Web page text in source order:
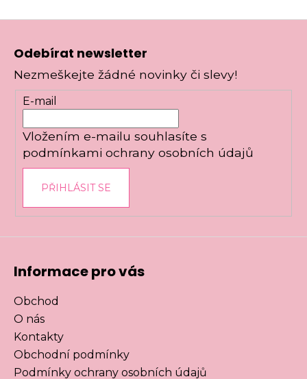
Z
Odebírat newsletter
Nezmeškejte žádné novinky či slevy!
E-mail
Vložením e-mailu souhlasíte s
podmínkami ochrany osobních údajů
PŘIHLÁSIT SE
Informace pro vás
Obchod
O nás
Kontakty
Obchodní podmínky
Podmínky ochrany osobních údajů